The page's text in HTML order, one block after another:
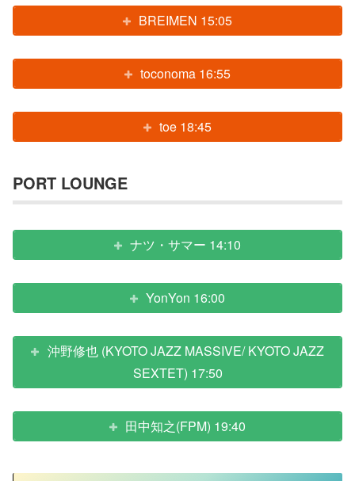
BREIMEN 15:05
toconoma 16:55
toe 18:45
PORT LOUNGE
ナツ・サマー 14:10
YonYon 16:00
沖野修也 (KYOTO JAZZ MASSIVE/ KYOTO JAZZ
SEXTET) 17:50
田中知之(FPM) 19:40